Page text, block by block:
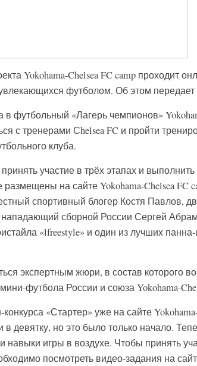
Yokohama-Chelsea FC camp проходит
увлекающихся футболом. Об этом
футбольный «Лагерь чемпионов»
с тренерами Сhelsea FC и пройти
клуба.
участие в трёх этапах и выполнить
на сайте Yokohama-Chelsea FC
спортивный блогер Костя Павлов,
сборной России Сергей
«lfreestyle» и один из лучших панна-
экспертным жюри, в состав которого
футбола России и союза Yokohama-
«Стартер» уже на сайте
девятку, но это было только начало.
навыки игры в воздухе. Чтобы принять
посмотреть видео-задания на